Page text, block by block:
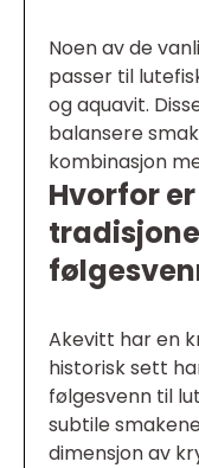
Noen av de
passer til
og aquavit.
balansere
kombinasjon
Hvorfor
Akevitt har en
historisk sett
følgesvenn til
subtile
dimensjon av